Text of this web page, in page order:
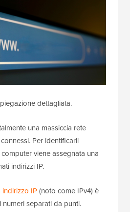
dettagliata.
una massiccia rete
Per identificarli
viene assegnata una
indirizzi IP.
indirizzo IP(noto come IPv4) è
separati da punti.